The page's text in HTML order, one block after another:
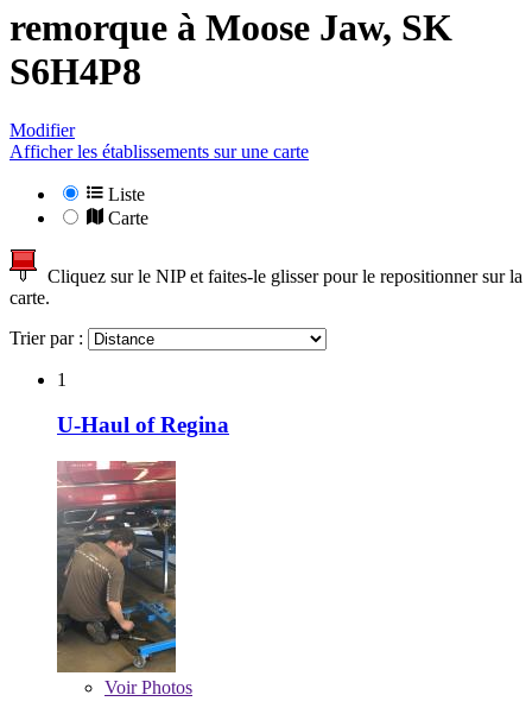
remorque à Moose Jaw, SK
S6H4P8
Modifier
Afficher les établissements sur une carte
Liste
Carte
Cliquez sur le NIP et faites-le glisser pour le repositionner sur la
carte.
Trier par :
1
U-Haul of Regina
VoirPhotos